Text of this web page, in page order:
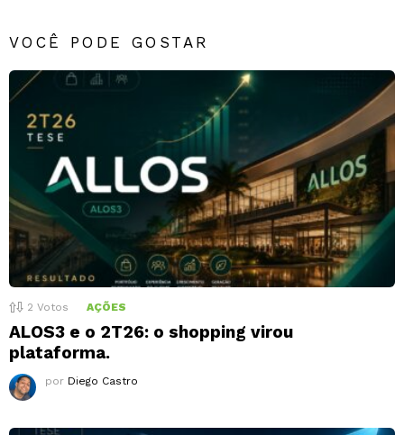
VOCÊ PODE GOSTAR
2 Votos AÇÕES
ALOS3 e o 2T26: o shopping virou
plataforma.
por Diego Castro